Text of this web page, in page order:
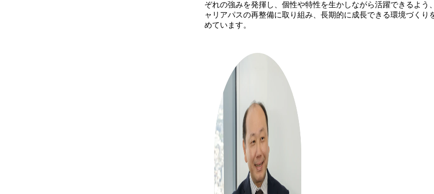
ぞれの強みを発揮し、個性や特性を生かしながら活躍できるよう
ャリアパスの再整備に取り組み、長期的に成長できる環境づくり
めています。